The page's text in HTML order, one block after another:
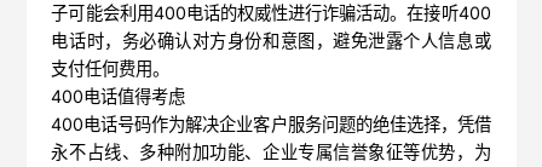
子可能会利用400电话的权威性进行诈骗活动。在接听400
电话时，务必确认对方身份和意图，避免泄露个人信息或
支付任何费用。
400电话值得考虑
400电话号码作为解决企业客户服务问题的绝佳选择，凭借
永不占线、多种附加功能、企业专属信誉象征等优势，为